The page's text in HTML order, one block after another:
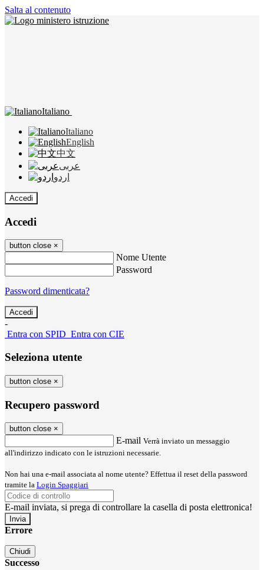
Salta al contenuto
Italiano
Italiano
English
中文
عربى
اردو
Accedi
Accedi
button close ×
Nome Utente
Password
Password dimenticata?
-
Entra con SPID Entra con CIE
Seleziona utente
button close ×
Recupero password
button close ×
E-mail Verrà inviato un messaggio
all'indirizzo indicato con le istruzioni necessarie.
Non hai una e-mail associata al nome utente? Effettua il reset della password
tramite la Login Spaggiari
E-mail inviata, si prega di controllare la casella di posta elettronica!
Errore
Chiudi
Successo